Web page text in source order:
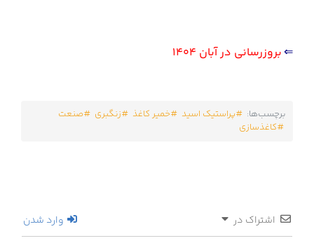
⇐بروزرسانی در آبان 1404
برچسب‌ها: پراستیک اسید خمیر کاغذ زنگبری
صنعت
کاغذسازی
اشتراک در وارد شدن